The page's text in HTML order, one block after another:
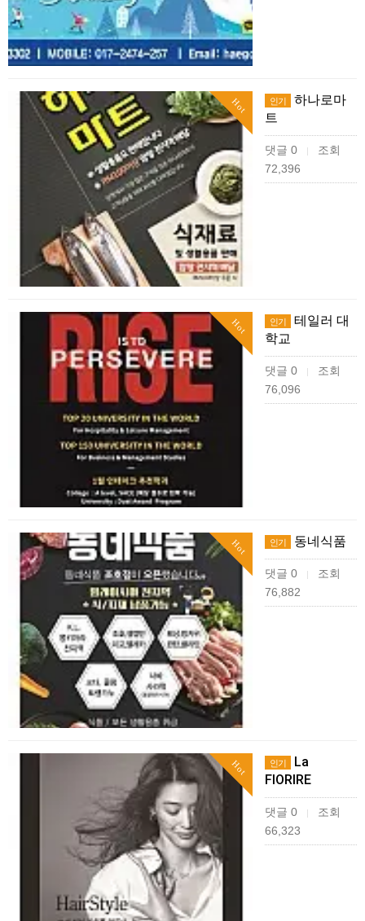
Hot 인기
하나로마
트
댓글 0 |
조회
72,396
Hot 인기
테일러 대
학교
댓글 0 |
조회
76,096
Hot 인기 동네식품
댓글 0 |
조회
76,882
Hot 인기
La
FIORIRE
댓글 0 |
조회
66,323